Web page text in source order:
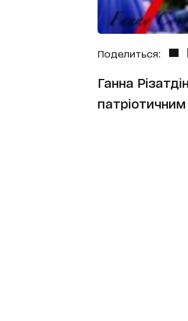
Поделиться:
Ганна